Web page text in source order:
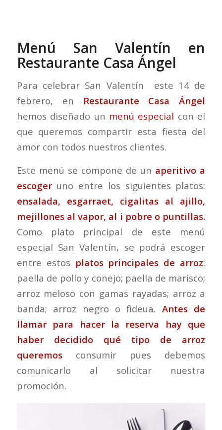
Menú San Valentín en
Restaurante Casa Ángel
Para celebrar San Valentín este 14 de
febrero, en Restaurante Casa Ángel
hemos diseñado un menú especial con el
que queremos compartir esta fiesta del
amor con todos nuestros clientes.
Este menú se compone de un aperitivo a
escogeruno entre los siguientes platos:
ensalada, esgarraet, cigalitas al ajillo,
mejillones al vapor, al i pobre o puntillas.
Como plato principal de este menú
especial San Valentín, se podrá escoger
entre estos platos principales de arroz:
paella de pollo y conejo; paella de marisco;
arroz meloso con gamas rayadas; arroz a
banda; arroz negro o fideua. Antes de
llamar para hacer la reserva
hay que
haber decidido qué tipo de arroz
queremosconsumir pues debemos
comunicarlo al solicitar nuestra
promoción.